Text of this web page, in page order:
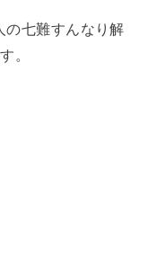
の七難すんなり解
。